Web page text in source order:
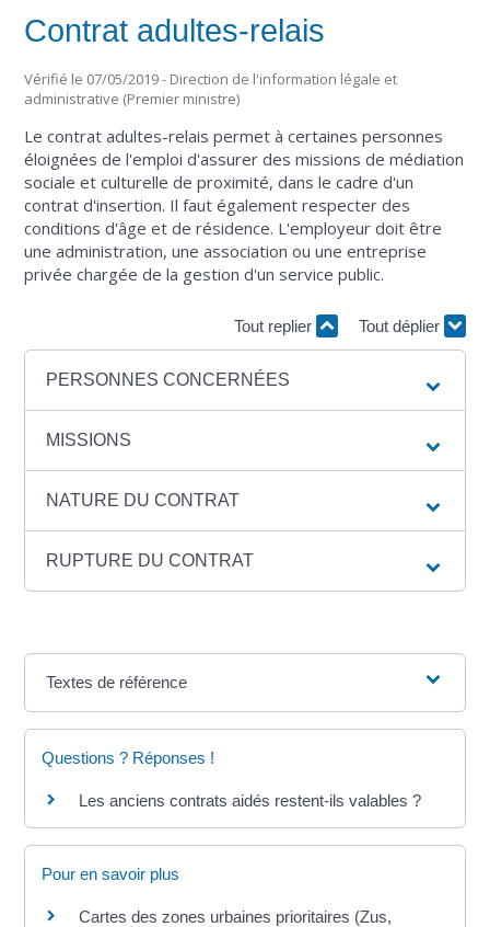
Contrat adultes-relais
Vérifié le 07/05/2019 - Direction de l'information légale et
administrative (Premier ministre)
Le contrat adultes-relais permet à certaines personnes
éloignées de l'emploi d'assurer des missions de médiation
sociale et culturelle de proximité, dans le cadre d'un
contrat d'insertion. Il faut également respecter des
conditions d'âge et de résidence. L'employeur doit être
une administration, une association ou une entreprise
privée chargée de la gestion d'un service public.
Tout replier Tout déplier
PERSONNES CONCERNÉES
MISSIONS
NATURE DU CONTRAT
RUPTURE DU CONTRAT
Textes de référence
Questions ? Réponses !
Les anciens contrats aidés restent-ils valables ?
Pour en savoir plus
Cartes des zones urbaines prioritaires (Zus,